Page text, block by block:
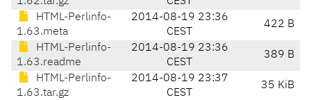
HTML-Perlinfo-
1.63.meta
2014-08-19 23:36
CEST
422 B
HTML-Perlinfo-
1.63.readme
2014-08-19 23:36
CEST
389 B
HTML-Perlinfo-
1.63.tar.gz
2014-08-19 23:37
CEST
35 KiB